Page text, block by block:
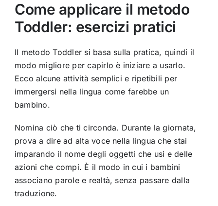
Come applicare il metodo
Toddler: esercizi pratici
Il metodo Toddler si basa sulla pratica, quindi il
modo migliore per capirlo è iniziare a usarlo.
Ecco alcune attività semplici e ripetibili per
immergersi nella lingua come farebbe un
bambino.
Nomina ciò che ti circonda. Durante la giornata,
prova a dire ad alta voce nella lingua che stai
imparando il nome degli oggetti che usi e delle
azioni che compi. È il modo in cui i bambini
associano parole e realtà, senza passare dalla
traduzione.